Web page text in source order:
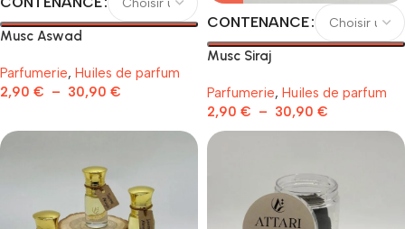
Musc Aswad
Parfumerie, Huiles de parfum
2,90 € – 30,90 €
CONTENANCE
Musc Siraj
Parfumerie, Huiles de parfum
2,90 € – 30,90 €